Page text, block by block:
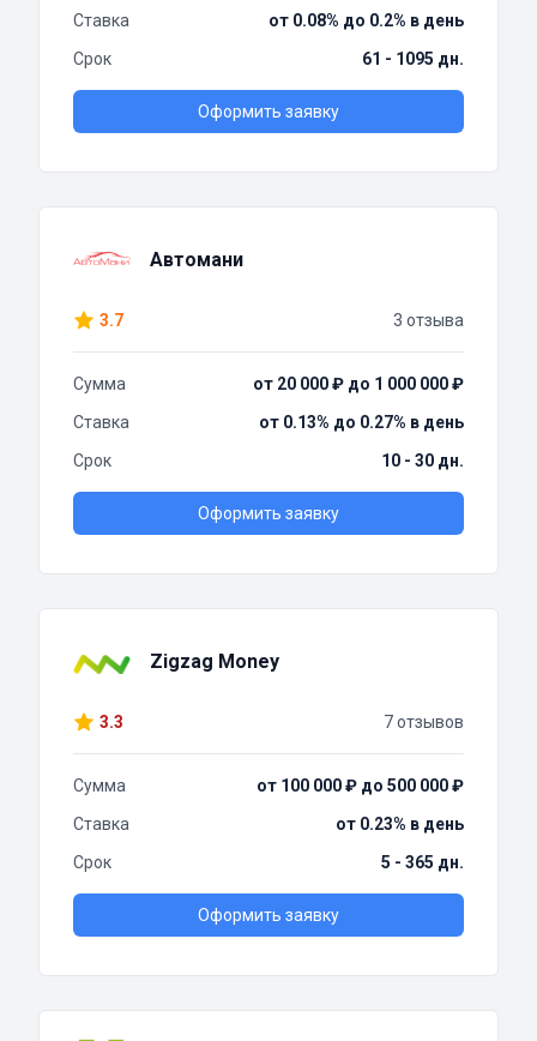
Ставка
от 0.08% до 0.2% в день
Срок
61 - 1095 дн.
Оформить заявку
Автомани
3.7 3 отзыва
Сумма
от 20 000 ₽ до 1 000 000 ₽
Ставка
от 0.13% до 0.27% в день
Срок
10 - 30 дн.
Оформить заявку
Zigzag Money
3.3 7 отзывов
Сумма
от 100 000 ₽ до 500 000 ₽
Ставка
от 0.23% в день
Срок
5 - 365 дн.
Оформить заявку